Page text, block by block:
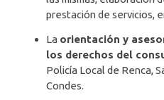
prestación de servicios,
La orientación y
los derechos del
Policía Local de Renca,
Condes.